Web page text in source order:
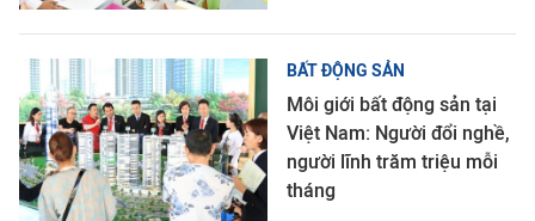
BẤT ĐỘNG SẢN
Môi giới bất động sản tại
Việt Nam: Người đổi nghề,
người lĩnh trăm triệu mỗi
tháng